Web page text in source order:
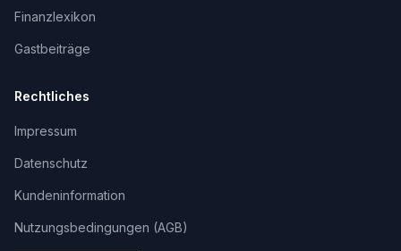
Finanzlexikon
Gastbeiträge
Rechtliches
Impressum
Datenschutz
Kundeninformation
Nutzungsbedingungen (AGB)